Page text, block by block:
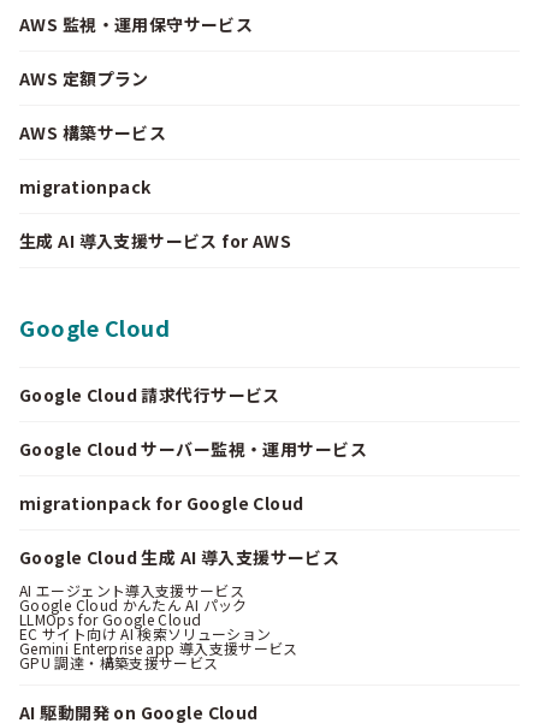
AWS 監視・運用保守サービス
AWS 定額プラン
AWS 構築サービス
migrationpack
生成 AI 導入支援サービス for AWS
Google Cloud
Google Cloud 請求代行サービス
Google Cloud サーバー監視・運用サービス
migrationpack for Google Cloud
Google Cloud 生成 AI 導入支援サービス
AI エージェント導入支援サービス
Google Cloud かんたん AI パック
LLMOps for Google Cloud
EC サイト向け AI 検索ソリューション
Gemini Enterprise app 導入支援サービス
GPU 調達・構築支援サービス
AI 駆動開発 on Google Cloud